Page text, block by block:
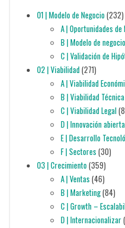
01 | Modelo de Negocio(232)
A | Oportunidades de
B | Modelo de
C | Validación de
02 | Viabilidad(271)
A | Viabilidad
B | Viabilidad Técnica
C | Viabilidad Legal
D | Innovación abierta
E | Desarrollo
F | Sectores (30)
03 | Crecimiento(359)
A | Ventas (46)
B | Marketing(84)
C | Growth –
D | Internacionalizar